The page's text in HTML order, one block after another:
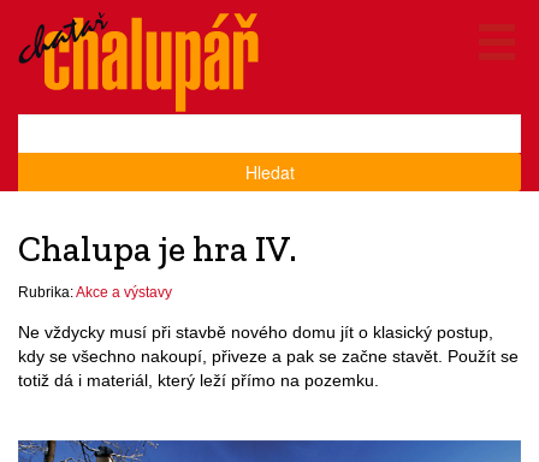
Hledat
Chalupa je hra IV.
Rubrika:Akce a výstavy
Ne vždycky musí při stavbě nového domu jít o klasický postup,
kdy se všechno nakoupí, přiveze a pak se začne stavět. Použít se
totiž dá i materiál, který leží přímo na pozemku.